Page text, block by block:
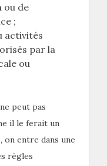
ou de
;
activités
par la
ou
peut pas
il le ferait un
on entre dans une
règles